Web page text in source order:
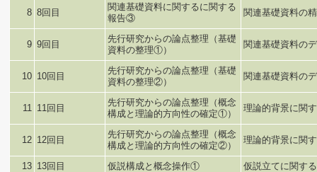
8 8回目
関連基礎資料に関するに関する
報告③
関連基礎資料の
9 9回目
先行研究からの論点整理（基礎
資料の整理①）
関連基礎資料の
10 10回目
先行研究からの論点整理（基礎
資料の整理②）
関連基礎資料の
11 11回目
先行研究からの論点整理（概念
構成と理論的方向性の確定①）
理論的背景に関
12 12回目
先行研究からの論点整理（概念
構成と理論的方向性の確定②）
理論的背景に関
13 13回目 仮説構成と概念操作①
仮説立てに関す